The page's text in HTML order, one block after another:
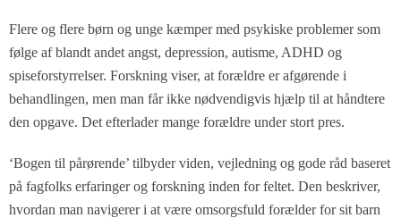
Flere og flere børn og unge kæmper med psykiske problemer som
følge af blandt andet angst, depression, autisme, ADHD og
spiseforstyrrelser. Forskning viser, at forældre er afgørende i
behandlingen, men man får ikke nødvendigvis hjælp til at håndtere
den opgave. Det efterlader mange forældre under stort pres.
‘Bogen til pårørende’ tilbyder viden, vejledning og gode råd baseret
på fagfolks erfaringer og forskning inden for feltet. Den beskriver,
hvordan man navigerer i at være omsorgsfuld forælder for sit barn